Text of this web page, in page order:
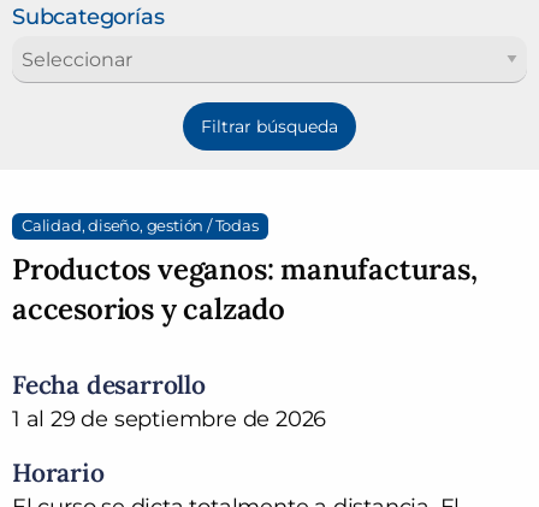
Subcategorías
Calidad, diseño, gestión / Todas
Productos veganos: manufacturas,
accesorios y calzado
Fecha desarrollo
1 al 29 de septiembre de 2026
Horario